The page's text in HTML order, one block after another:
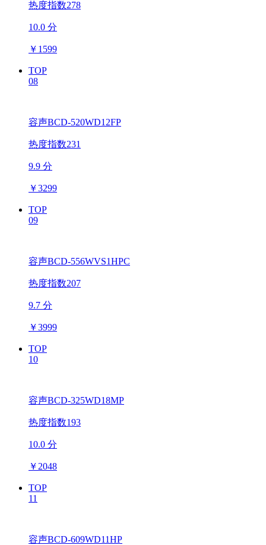
热度指数278
10.0 分
￥ 1599
TOP
08
容声BCD-520WD12FP
热度指数231
9.9 分
￥3299
TOP
09
容声BCD-556WVS1HPC
热度指数207
9.7 分
￥3999
TOP
10
容声BCD-325WD18MP
热度指数193
10.0 分
￥ 2048
TOP
11
容声BCD-609WD11HP